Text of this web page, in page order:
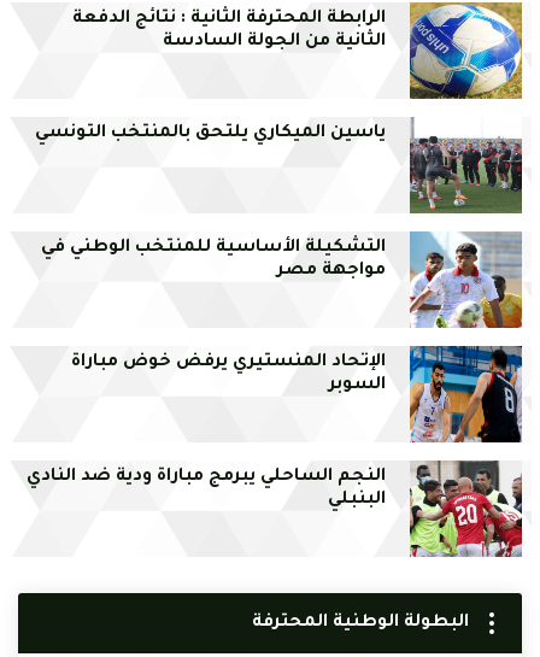
الرابطة المحترفة الثانية : نتائج الدفعة
الثانية من الجولة السادسة
ياسين الميكاري يلتحق بالمنتخب التونسي
التشكيلة الأساسية للمنتخب الوطني في
مواجهة مصر
الإتحاد المنستيري يرفض خوض مباراة
السوبر
النجم الساحلي يبرمج مباراة ودية ضد النادي
البنبلي
البطولة الوطنية المحترفة